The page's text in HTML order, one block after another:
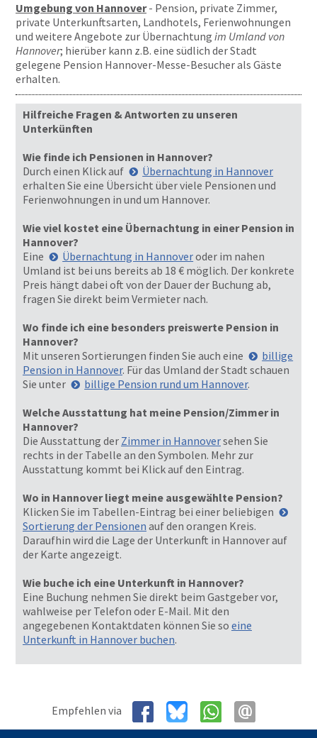
Umgebung von Hannover- Pension, private Zimmer,
private Unterkunftsarten, Landhotels, Ferienwohnungen
und weitere Angebote zur Übernachtung im Umland von
Hannover; hierüber kann z.B. eine südlich der Stadt
gelegene Pension Hannover-Messe-Besucher als Gäste
erhalten.
Hilfreiche Fragen & Antworten zu unseren
Unterkünften
Wie finde ich Pensionen in Hannover?
Durch einen Klick auf
Übernachtung in Hannover
erhalten Sie eine Übersicht über viele Pensionen und
Ferienwohnungen in und um Hannover.
Wie viel kostet eine Übernachtung in einer Pension in
Hannover?
Eine
Übernachtung in Hannoveroder im nahen
Umland ist bei uns bereits ab 18 € möglich. Der konkrete
Preis hängt dabei oft von der Dauer der Buchung ab,
fragen Sie direkt beim Vermieter nach.
Wo finde ich eine besonders preiswerte Pension in
Hannover?
Mit unseren Sortierungen finden Sie auch eine
billige
Pension in Hannover. Für das Umland der Stadt schauen
Sie unter
billige Pension rund um Hannover.
Welche Ausstattung hat meine Pension/Zimmer in
Hannover?
Die Ausstattung der Zimmer in Hannoversehen Sie
rechts in der Tabelle an den Symbolen. Mehr zur
Ausstattung kommt bei Klick auf den Eintrag.
Wo in Hannover liegt meine ausgewählte Pension?
Klicken Sie im Tabellen-Eintrag bei einer beliebigen
Sortierung der Pensionen auf den orangen Kreis.
Daraufhin wird die Lage der Unterkunft in Hannover auf
der Karte angezeigt.
Wie buche ich eine Unterkunft in Hannover?
Eine Buchung nehmen Sie direkt beim Gastgeber vor,
wahlweise per Telefon oder E-Mail. Mit den
angegebenen Kontaktdaten können Sie so eine
Unterkunft in Hannover buchen.
Empfehlen via